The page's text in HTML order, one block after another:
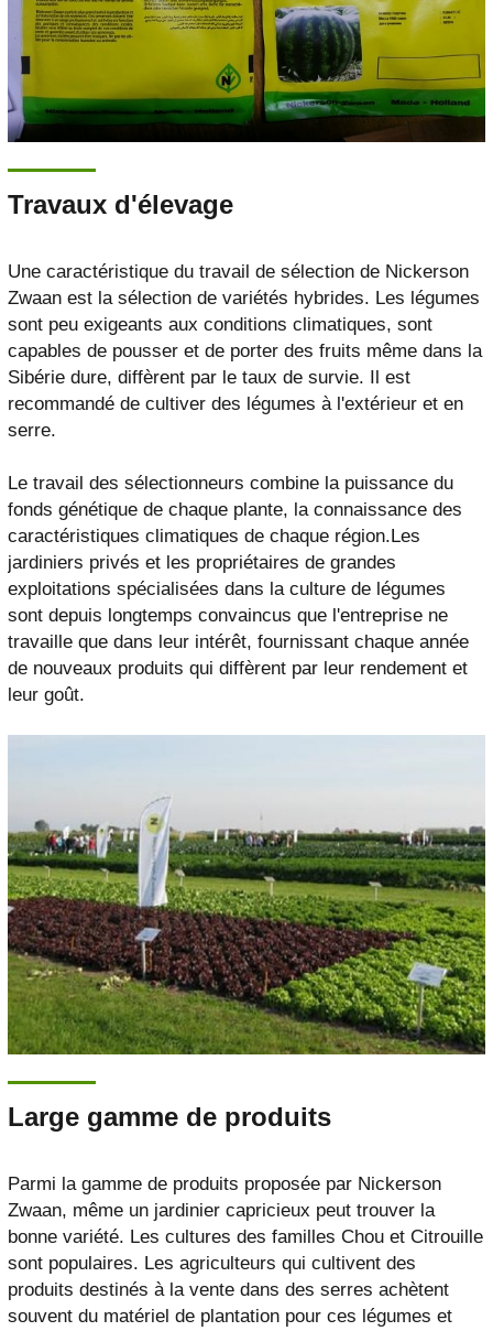
Travaux d'élevage
Une caractéristique du travail de sélection de Nickerson
Zwaan est la sélection de variétés hybrides. Les légumes
sont peu exigeants aux conditions climatiques, sont
capables de pousser et de porter des fruits même dans la
Sibérie dure, diffèrent par le taux de survie. Il est
recommandé de cultiver des légumes à l'extérieur et en
serre.
Le travail des sélectionneurs combine la puissance du
fonds génétique de chaque plante, la connaissance des
caractéristiques climatiques de chaque région.Les
jardiniers privés et les propriétaires de grandes
exploitations spécialisées dans la culture de légumes
sont depuis longtemps convaincus que l'entreprise ne
travaille que dans leur intérêt, fournissant chaque année
de nouveaux produits qui diffèrent par leur rendement et
leur goût.
Large gamme de produits
Parmi la gamme de produits proposée par Nickerson
Zwaan, même un jardinier capricieux peut trouver la
bonne variété. Les cultures des familles Chou et Citrouille
sont populaires. Les agriculteurs qui cultivent des
produits destinés à la vente dans des serres achètent
souvent du matériel de plantation pour ces légumes et